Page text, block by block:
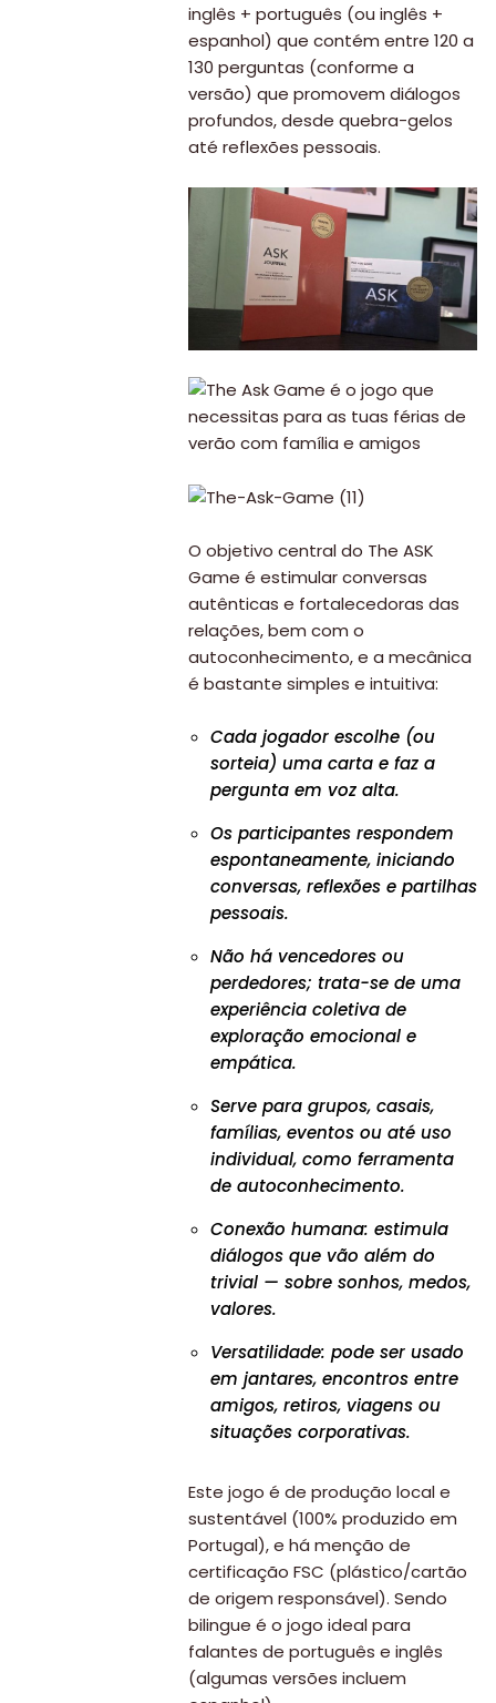
inglês + português (ou inglês +
espanhol) que contém entre 120 a
130 perguntas (conforme a
versão) que promovem diálogos
profundos, desde quebra-gelos
até reflexões pessoais.
O objetivo central do The ASK
Game é estimular conversas
autênticas e fortalecedoras das
relações, bem com o
autoconhecimento, e a mecânica
é bastante simples e intuitiva:
Cada jogador escolhe (ou
sorteia) uma carta e faz a
pergunta em voz alta.
Os participantes respondem
espontaneamente, iniciando
conversas, reflexões e partilhas
pessoais.
Não há vencedores ou
perdedores; trata-se de uma
experiência coletiva de
exploração emocional e
empática.
Serve para grupos, casais,
famílias, eventos ou até uso
individual, como ferramenta
de autoconhecimento.
Conexão humana: estimula
diálogos que vão além do
trivial — sobre sonhos, medos,
valores.
Versatilidade: pode ser usado
em jantares, encontros entre
amigos, retiros, viagens ou
situações corporativas.
Este jogo é de produção local e
sustentável (100% produzido em
Portugal), e há menção de
certificação FSC (plástico/cartão
de origem responsável). Sendo
bilingue é o jogo ideal para
falantes de português e inglês
(algumas versões incluem